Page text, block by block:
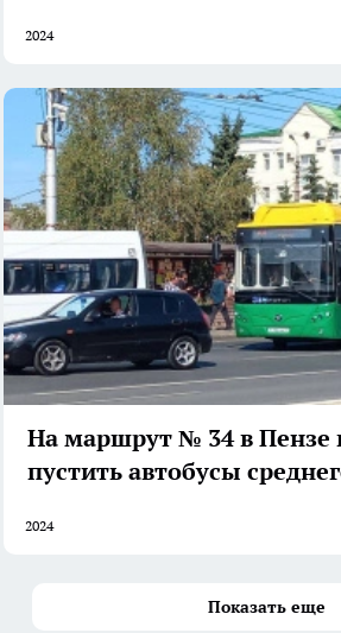
2024
На маршрут № 34 в Пензе
пустить автобусы
2024
Показать еще